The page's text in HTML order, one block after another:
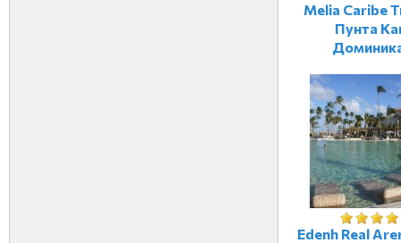
Melia Caribe
Пунта
Edenh Real